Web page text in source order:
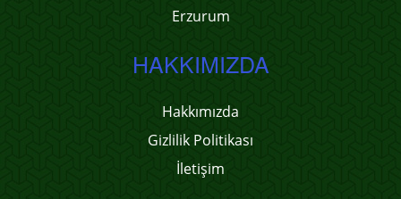
Erzurum
HAKKIMIZDA
Hakkımızda
Gizlilik Politikası
İletişim